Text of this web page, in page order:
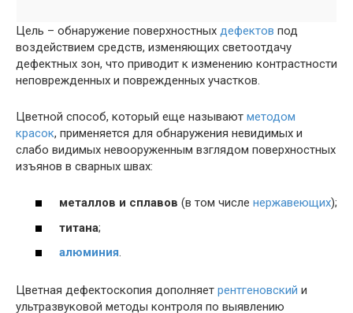
Цель – обнаружение поверхностных дефектов под
воздействием средств, изменяющих светоотдачу
дефектных зон, что приводит к изменению контрастности
неповрежденных и поврежденных участков.
Цветной способ, который еще называют методом
красок, применяется для обнаружения невидимых и
слабо видимых невооруженным взглядом поверхностных
изъянов в сварных швах:
металлов и сплавов (в том числе нержавеющих);
титана;
алюминия.
Цветная дефектоскопия дополняет рентгеновский и
ультразвуковой методы контроля по выявлению